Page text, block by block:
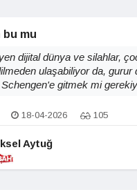
mu
dijital dünya ve silahlar,
ulaşabiliyor da, gurur
gitmek mi
18-04-2026 105
Aytuğ